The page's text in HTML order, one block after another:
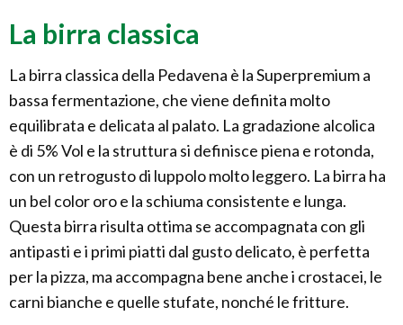
La birra classica
La birra classica della Pedavena è la Superpremium a
bassa fermentazione, che viene definita molto
equilibrata e delicata al palato. La gradazione alcolica
è di 5% Vol e la struttura si definisce piena e rotonda,
con un retrogusto di luppolo molto leggero. La birra ha
un bel color oro e la schiuma consistente e lunga.
Questa birra risulta ottima se accompagnata con gli
antipasti e i primi piatti dal gusto delicato, è perfetta
per la pizza, ma accompagna bene anche i crostacei, le
carni bianche e quelle stufate, nonché le fritture.